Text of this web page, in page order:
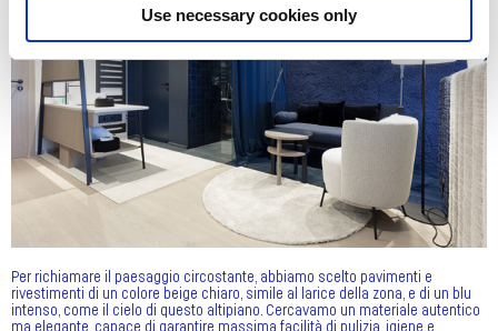
Use necessary cookies only
Per richiamare il paesaggio circostante, abbiamo scelto pavimenti e
rivestimenti di un colore beige chiaro, simile al larice della zona, e di un blu
intenso, come il cielo di questo altipiano. Cercavamo un materiale autentico
ma elegante, capace di garantire massima facilità di pulizia, igiene e